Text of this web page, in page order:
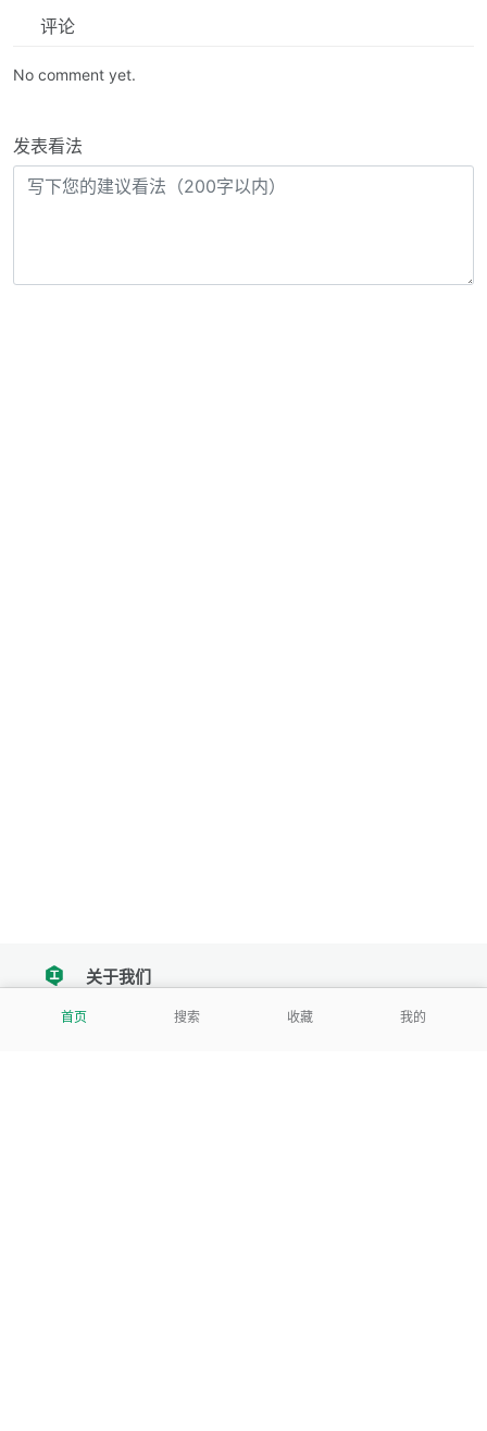
评论
No comment yet.
发表看法
首页 搜索 收藏 我的
tencent关于我们
我们努力把每一个工具做成批量处理的产品